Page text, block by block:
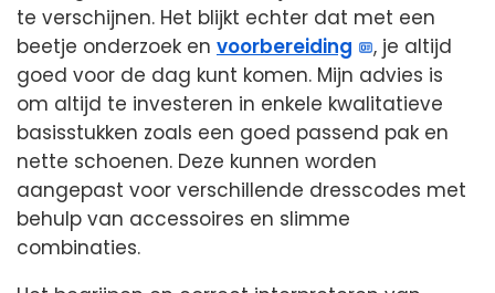
te verschijnen. Het blijkt echter dat met een
beetje onderzoek en voorbereiding
, je altijd
goed voor de dag kunt komen. Mijn advies is
om altijd te investeren in enkele kwalitatieve
basisstukken zoals een goed passend pak en
nette schoenen. Deze kunnen worden
aangepast voor verschillende dresscodes met
behulp van accessoires en slimme
combinaties.